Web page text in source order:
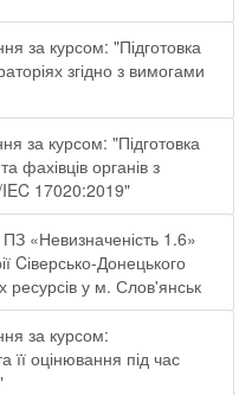
за курсом: "Підготовка
згідно з вимогами
за курсом: "Підготовка
фахівців органів з
17020:2019"
«Невизначеність 1.6»
Cіверсько-Донецького
ресурсів у м. Слов'янськ
за курсом:
її оцінювання під час